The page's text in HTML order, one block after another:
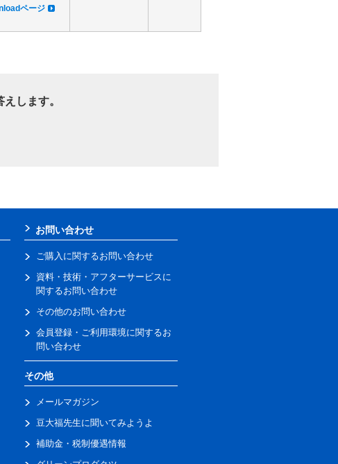
ページ
します。
お問い合わせ
ご購入に関するお問い合わせ
資料・技術・アフターサービスに
関するお問い合わせ
その他のお問い合わせ
会員登録・ご利用環境に関するお
問い合わせ
その他
メールマガジン
豆大福先生に聞いてみようよ
補助金・税制優遇情報